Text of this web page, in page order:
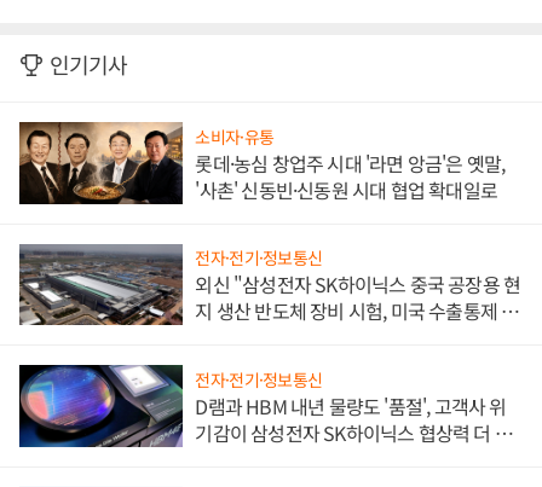
인기기사
소비자·유통
롯데·농심 창업주 시대 '라면 앙금'은 옛말,
'사촌' 신동빈·신동원 시대 협업 확대일로
전자·전기·정보통신
외신 "삼성전자 SK하이닉스 중국 공장용 현
지 생산 반도체 장비 시험, 미국 수출통제 대
전자·전기·정보통신
D램과 HBM 내년 물량도 '품절', 고객사 위
기감이 삼성전자 SK하이닉스 협상력 더 키